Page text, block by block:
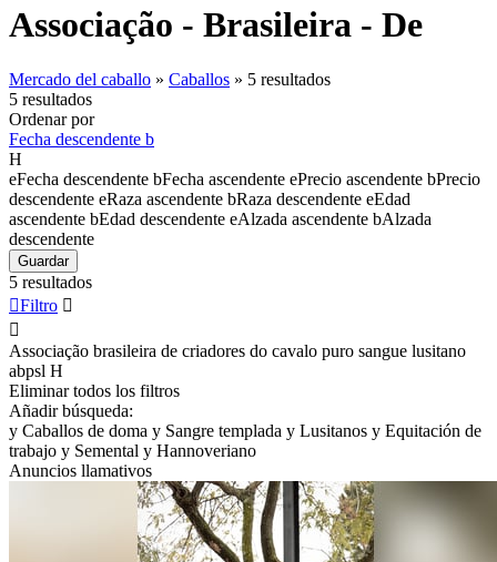
Associação - Brasileira - De
Mercado del caballo » Caballos » 5 resultados
5 resultados
Ordenar por
Fecha descendente b
H
eFecha descendente bFecha ascendente ePrecio ascendente bPrecio
descendente eRaza ascendente bRaza descendente eEdad
ascendente bEdad descendente eAlzada ascendente bAlzada
descendente
Guardar
5 resultados
Filtro 

Associação brasileira de criadores do cavalo puro sangue lusitano
abpsl H
Eliminar todos los filtros
Añadir búsqueda:
y Caballos de doma y Sangre templada y Lusitanos y Equitación de
trabajo y Semental y Hannoveriano
Anuncios llamativos